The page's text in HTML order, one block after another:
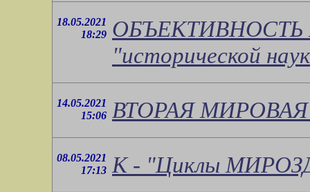
18.05.2021
18:29 ОБЪЕКТИВНОСТЬ
"исторической
14.05.2021
15:06 ВТОРАЯ МИРОВАЯ -
08.05.2021
17:13 К - "Циклы